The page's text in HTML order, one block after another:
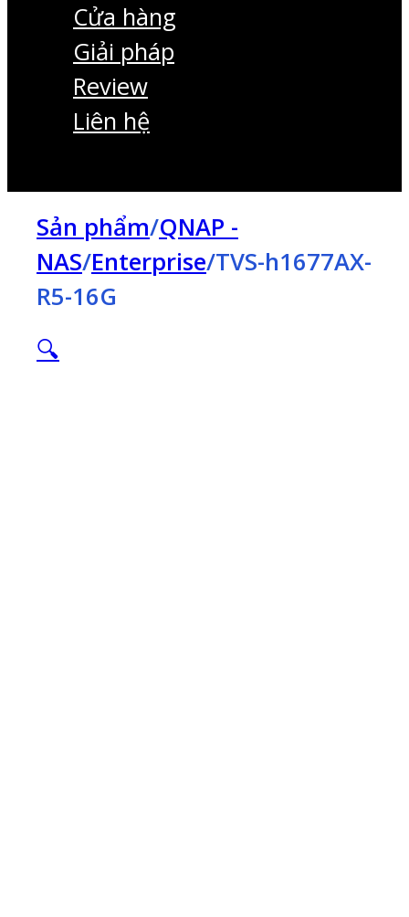
Cửa hàng
Giải pháp
Review
Liên hệ
Sản phẩm/QNAP -
NAS/Enterprise/TVS-h1677AX-
R5-16G
🔍